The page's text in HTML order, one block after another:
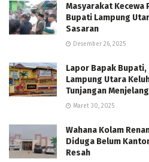
Masyarakat Kecewa
Bupati Lampung
Sasaran
Desember 26, 2025
Lapor Bapak Bupati,
Lampung Utara
Tunjangan
Maret 30, 2025
Wahana Kolam
Diduga Belum
Resah